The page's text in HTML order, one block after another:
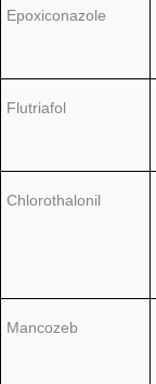
Epoxiconazole
Flutriafol
Chlorothalonil
Mancozeb